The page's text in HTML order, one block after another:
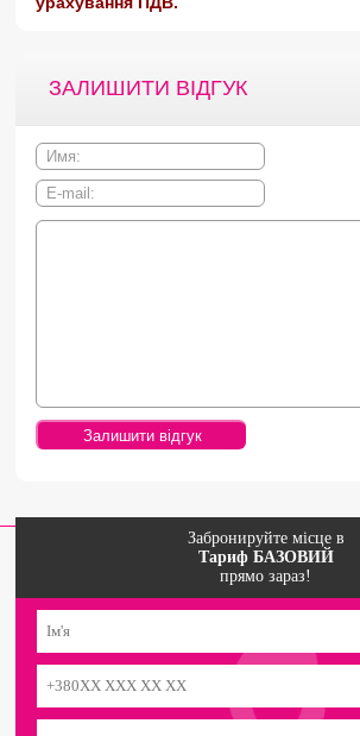
ЗАЛИШИТИ ВІДГУК
Забронируйте місце в
Тариф БАЗОВИЙ
прямо зараз!